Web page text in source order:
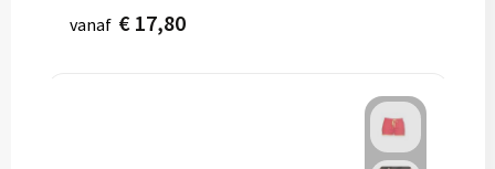
vanaf € 17,80